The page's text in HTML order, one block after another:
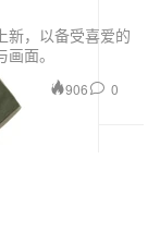
新，以备受喜爱的
面。
906 0